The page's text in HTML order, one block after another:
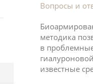
Вопросы и
методика
в
известные